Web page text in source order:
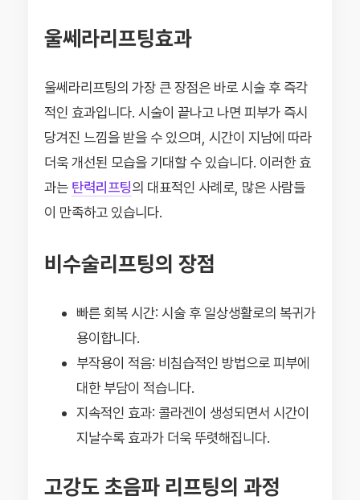
울쎄라리프팅효과
울쎄라리프팅의 가장 큰 장점은 바로 시술 후 즉각
적인 효과입니다. 시술이 끝나고 나면 피부가 즉시
당겨진 느낌을 받을 수 있으며, 시간이 지남에 따라
더욱 개선된 모습을 기대할 수 있습니다. 이러한 효
과는 탄력리프팅의 대표적인 사례로, 많은 사람들
이 만족하고 있습니다.
비수술리프팅의 장점
빠른 회복 시간: 시술 후 일상생활로의 복귀가
용이합니다.
부작용이 적음: 비침습적인 방법으로 피부에
대한 부담이 적습니다.
지속적인 효과: 콜라겐이 생성되면서 시간이
지날수록 효과가 더욱 뚜렷해집니다.
고강도 초음파 리프팅의 과정